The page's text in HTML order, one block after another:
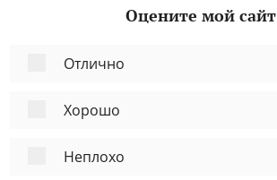
Оцените мой сайт
Отлично
Хорошо
Неплохо